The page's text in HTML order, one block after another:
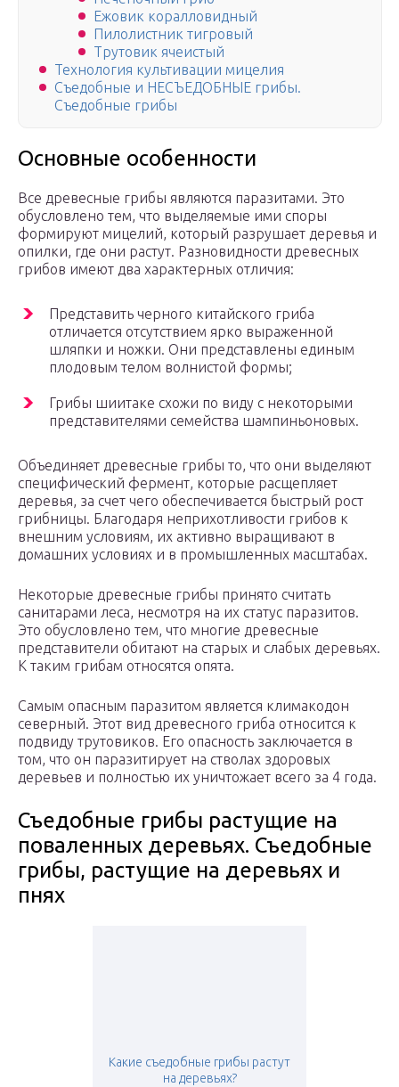
Ежовик коралловидный
Пилолистник тигровый
Трутовик ячеистый
Технология культивации мицелия
Съедобные и НЕСЪЕДОБНЫЕ грибы.
Съедобные грибы
Основные особенности
Все древесные грибы являются паразитами. Это
обусловлено тем, что выделяемые ими споры
формируют мицелий, который разрушает деревья и
опилки, где они растут. Разновидности древесных
грибов имеют два характерных отличия:
Представить черного китайского гриба
отличается отсутствием ярко выраженной
шляпки и ножки. Они представлены единым
плодовым телом волнистой формы;
Грибы шиитаке схожи по виду с некоторыми
представителями семейства шампиньоновых.
Объединяет древесные грибы то, что они выделяют
специфический фермент, которые расщепляет
деревья, за счет чего обеспечивается быстрый рост
грибницы. Благодаря неприхотливости грибов к
внешним условиям, их активно выращивают в
домашних условиях и в промышленных масштабах.
Некоторые древесные грибы принято считать
санитарами леса, несмотря на их статус паразитов.
Это обусловлено тем, что многие древесные
представители обитают на старых и слабых деревьях.
К таким грибам относятся опята.
Самым опасным паразитом является климакодон
северный. Этот вид древесного гриба относится к
подвиду трутовиков. Его опасность заключается в
том, что он паразитирует на стволах здоровых
деревьев и полностью их уничтожает всего за 4 года.
Съедобные грибы растущие на
поваленных деревьях. Съедобные
грибы, растущие на деревьях и
пнях
Какие съедобные грибы растут
на деревьях?